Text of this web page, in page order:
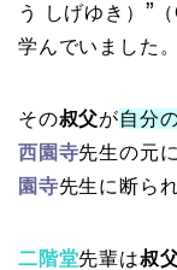
う しげゆき） ”
学んでいました。
その叔父が自分
西園寺先生の元
園寺先生に断ら
二階堂先輩は叔